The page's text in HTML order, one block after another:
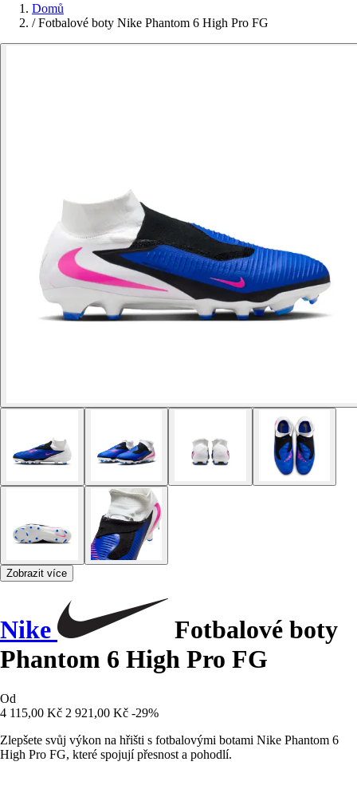
Domů
/ Fotbalové boty Nike Phantom 6 High Pro FG
Zobrazit více
Nike
Fotbalové boty
Phantom 6 High Pro FG
Od
4 115,00 Kč 2 921,00 Kč -29%
Zlepšete svůj výkon na hřišti s fotbalovými botami Nike Phantom 6
High Pro FG, které spojují přesnost a pohodlí.